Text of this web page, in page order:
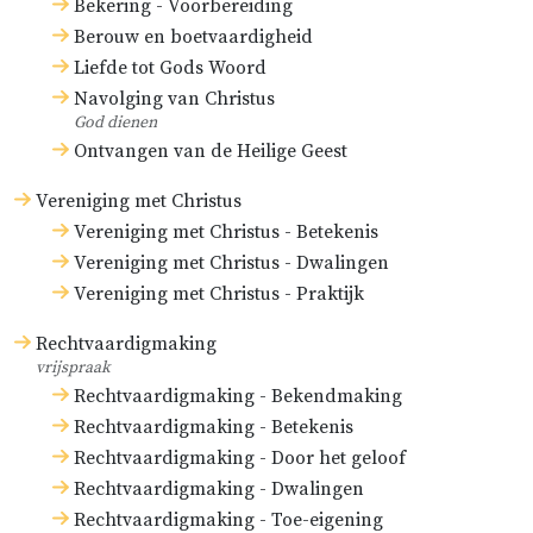
Bekering - Voorbereiding
Berouw en boetvaardigheid
Liefde tot Gods Woord
Navolging van Christus
God dienen
Ontvangen van de Heilige Geest
Vereniging met Christus
Vereniging met Christus - Betekenis
Vereniging met Christus - Dwalingen
Vereniging met Christus - Praktijk
Rechtvaardigmaking
vrijspraak
Rechtvaardigmaking - Bekendmaking
Rechtvaardigmaking - Betekenis
Rechtvaardigmaking - Door het geloof
Rechtvaardigmaking - Dwalingen
Rechtvaardigmaking - Toe-eigening